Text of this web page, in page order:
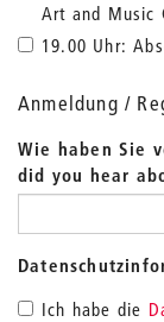
Art and Music
19.00 Uhr:
Anmeldung /
Wie haben Sie
did you hear
Ich habe die